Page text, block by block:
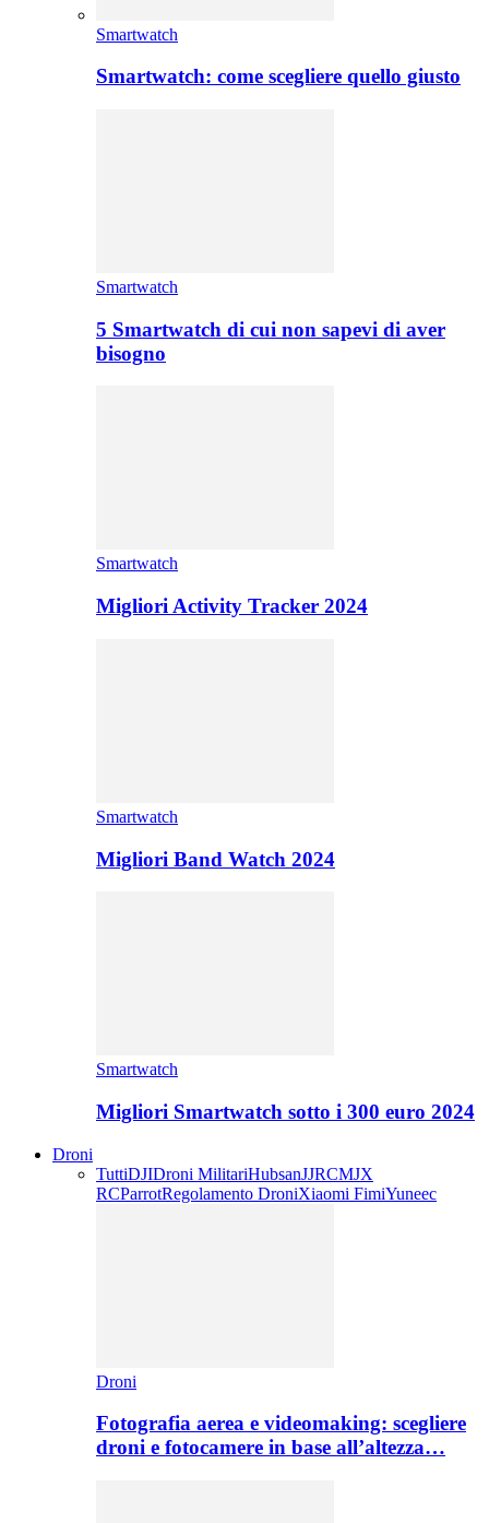
Smartwatch
Smartwatch: come scegliere quello giusto
Smartwatch
5 Smartwatch di cui non sapevi di aver
bisogno
Smartwatch
Migliori Activity Tracker 2024
Smartwatch
Migliori Band Watch 2024
Smartwatch
Migliori Smartwatch sotto i 300 euro 2024
Droni
TuttiDJIDroni MilitariHubsanJJRCMJX
RCParrotRegolamento DroniXiaomi FimiYuneec
Droni
Fotografia aerea e videomaking: scegliere
droni e fotocamere in base all’altezza…